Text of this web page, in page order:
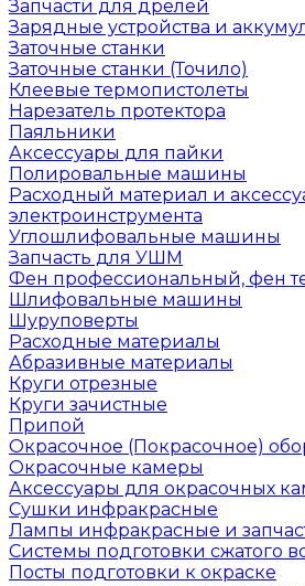
Запчасти для дрелей
Зарядные устройства и
Заточные станки
Заточные станки (Точило)
Клеевые термопистолеты
Нарезатель протектора
Паяльники
Аксессуары для пайки
Полировальные машины
Расходный материал и
электроинструмента
Углошлифовальные машины
Запчасть для УШМ
Фен профессиональный, фен
Шлифовальные машины
Шуруповерты
Расходные материалы
Абразивные материалы
Круги отрезные
Круги зачистные
Припой
Окрасочное (Покрасочное)
Окрасочные камеры
Аксессуары для окрасочных
Сушки инфракрасные
Лампы инфракрасные и
Системы подготовки сжатого
Посты подготовки к окраске